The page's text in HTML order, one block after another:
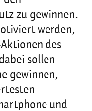
zu gewinnen.
werden,
des
sollen
gewinnen,
und